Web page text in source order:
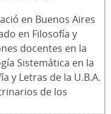
en Buenos Aires
en Filosofía y
docentes en la
Sistemática en la
y Letras de la U.B.A.
de los